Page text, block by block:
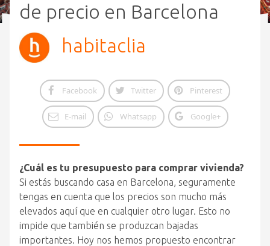
de precio en Barcelona
habitaclia
Facebook Twitter Pinterest
E-mail Whatsapp Google+
¿Cuál es tu presupuesto para comprar vivienda?
Si estás buscando casa en Barcelona, seguramente
tengas en cuenta que los precios son mucho más
elevados aquí que en cualquier otro lugar. Esto no
impide que también se produzcan bajadas
importantes. Hoy nos hemos propuesto encontrar